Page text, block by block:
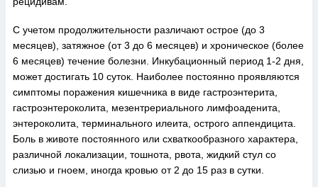
С учетом продолжительности различают острое (до 3
месяцев), затяжное (от 3 до 6 месяцев) и хроническое (более
6 месяцев) течение болезни. Инкубационный период 1-2 дня,
может достигать 10 суток. Наиболее постоянно проявляются
симптомы поражения кишечника в виде гастроэнтерита,
гастроэнтероколита, мезентрериального лимфоаденита,
энтероколита, терминального илеита, острого аппендицита.
Боль в животе постоянного или схваткообразного характера,
различной локализации, тошнота, рвота, жидкий стул со
слизью и гноем, иногда кровью от 2 до 15 раз в сутки.